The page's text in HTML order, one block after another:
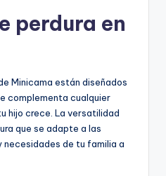
perdura en
Minicama están diseñados
complementa cualquier
hijo crece. La versatilidad
que se adapte a las
de tu familia a